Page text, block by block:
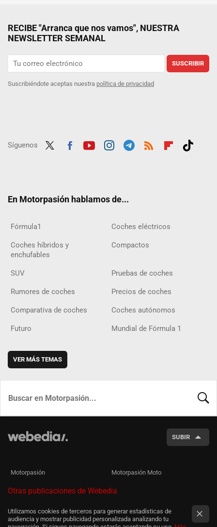
RECIBE "Arranca que nos vamos", NUESTRA
NEWSLETTER SEMANAL
SUSCRIBIR
Suscribiéndote aceptas nuestra política de privacidad
Síguenos
En Motorpasión hablamos de...
Fórmula1 Coches eléctricos
Coches híbridos y
enchufables
Compactos
SUV Pruebas de coches
Rumores de coches Precios de coches
Comparativa de coches Coches autónomos
Futuro Mundial de Fórmula 1
VER MÁS TEMAS
SUBIR
Motorpasión Motorpasión Moto
Otras publicaciones de Webedia
Utilizamos cookies de terceros para generar estadísticas de
audiencia y mostrar publicidad personalizada analizando tu